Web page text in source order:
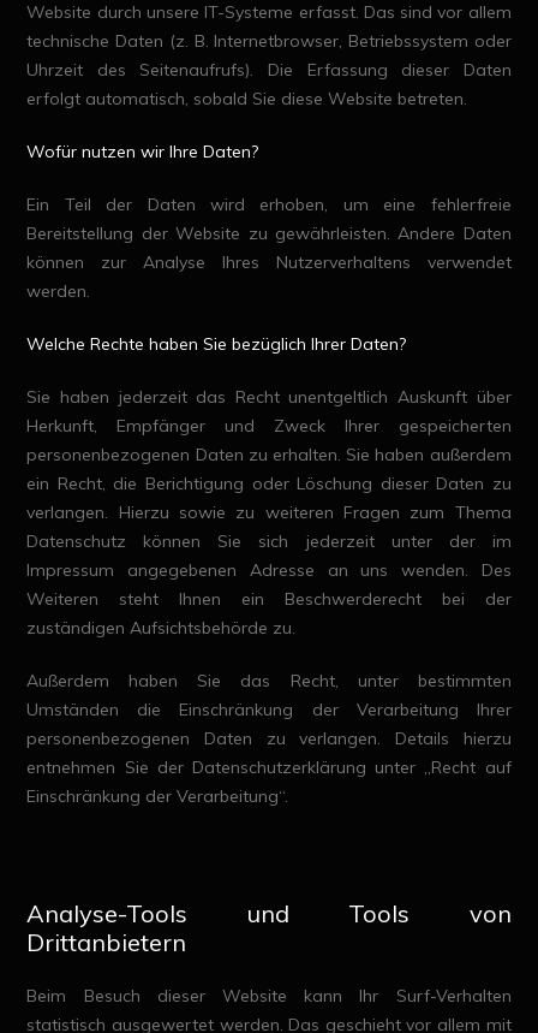
Website durch unsere IT-Systeme erfasst. Das sind vor allem
technische Daten (z. B. Internetbrowser, Betriebssystem oder
Uhrzeit des Seitenaufrufs). Die Erfassung dieser Daten
erfolgt automatisch, sobald Sie diese Website betreten.
Wofür nutzen wir Ihre Daten?
Ein Teil der Daten wird erhoben, um eine fehlerfreie
Bereitstellung der Website zu gewährleisten. Andere Daten
können zur Analyse Ihres Nutzerverhaltens verwendet
werden.
Welche Rechte haben Sie bezüglich Ihrer Daten?
Sie haben jederzeit das Recht unentgeltlich Auskunft über
Herkunft, Empfänger und Zweck Ihrer gespeicherten
personenbezogenen Daten zu erhalten. Sie haben außerdem
ein Recht, die Berichtigung oder Löschung dieser Daten zu
verlangen. Hierzu sowie zu weiteren Fragen zum Thema
Datenschutz können Sie sich jederzeit unter der im
Impressum angegebenen Adresse an uns wenden. Des
Weiteren steht Ihnen ein Beschwerderecht bei der
zuständigen Aufsichtsbehörde zu.
Außerdem haben Sie das Recht, unter bestimmten
Umständen die Einschränkung der Verarbeitung Ihrer
personenbezogenen Daten zu verlangen. Details hierzu
entnehmen Sie der Datenschutzerklärung unter „Recht auf
Einschränkung der Verarbeitung“.
Analyse-Tools und Tools von
Drittanbietern
Beim Besuch dieser Website kann Ihr Surf-Verhalten
statistisch ausgewertet werden. Das geschieht vor allem mit